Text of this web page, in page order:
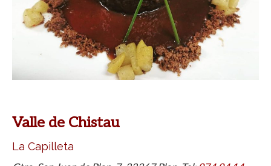
Valle de Chistau
La Capilleta